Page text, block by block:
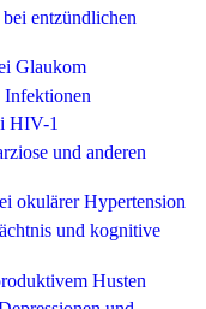
entzündlichen
Glaukom
HIV-1
und anderen
okulärer Hypertension
und kognitive
Husten